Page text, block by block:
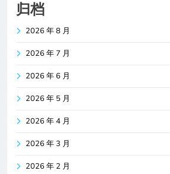
归档
2026 年 8 月
2026 年 7 月
2026 年 6 月
2026 年 5 月
2026 年 4 月
2026 年 3 月
2026 年 2 月